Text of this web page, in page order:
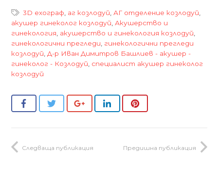
3D ехограф аг козлодуй АГ отделение козлодуй
акушер гинеколог козлодуй Акушерство и
гинекология акушерство и гинекология козлодуй
гинекологични прегледи гинекологични прегледи
козлодуй Д-р Иван Димитров Башлиев - акушер -
гинеколог - Козлодуй специалист акушер гинеколог
козлодуй
Предишна публикация
Следваща публикация